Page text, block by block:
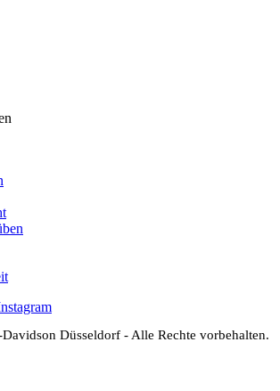
Düsseldorf - Alle Rechte vorbehalten.